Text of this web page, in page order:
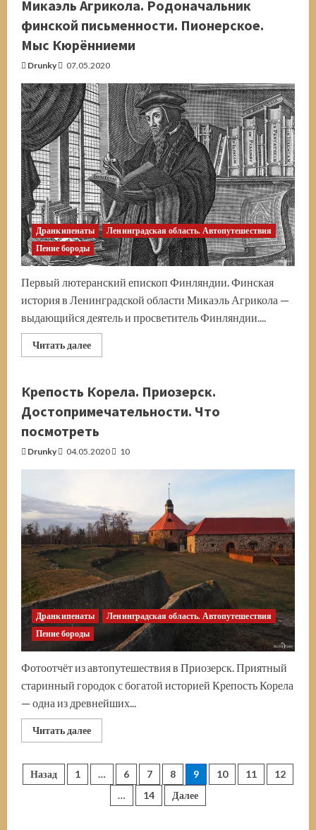
собственном
авто.
Плюсы
минусы
Микаэль Агрикола. Родоначальник
финской письменности. Пионерское.
Мыс Кюрённиеми
Drunky 07.05.2020
Дранкипенаты
Ленинградская область. Автопутешествия
Пение бороды
Первый лютеранский епископ Финляндии. Финская
история в Ленинградской области Микаэль Агрикола —
выдающийся деятель и просветитель Финляндии....
Читать далееПрочитать
больше
Родоначальник
финской
письменности.
Мыс Кюрённиеми
Крепость Корела. Приозерск.
Достопримечательности. Что
посмотреть
Drunky 04.05.2020 10
Дранкипенаты
Ленинградская область. Автопутешествия
Пение бороды
Фотоотчёт из автопутешествия в Приозерск. Приятный
старинный городок с богатой историей Крепость Корела
— одна из древнейших...
Читать далееПрочитать
больше
Приозерск.
Достопримечательности.
посмотреть
Пагинация
Назад 1 … 6 7 8 9 10 11
12
…
14 Далее